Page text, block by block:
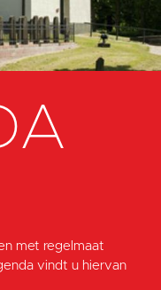
met regelmaat
vindt u hiervan